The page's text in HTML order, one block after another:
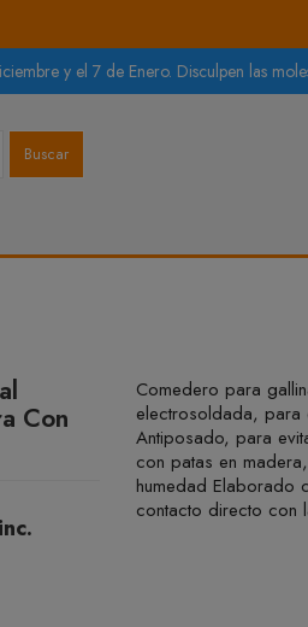
y el 7 de Enero. Disculpen las
Buscar
Con
Comedero para
electrosoldada,
Antiposado, para
con patas en
humedad Elaborado
contacto directo con